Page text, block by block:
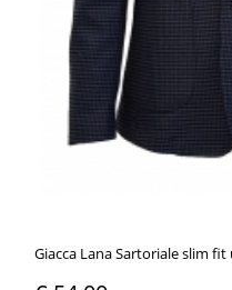
Giacca Lana Sartoriale slim